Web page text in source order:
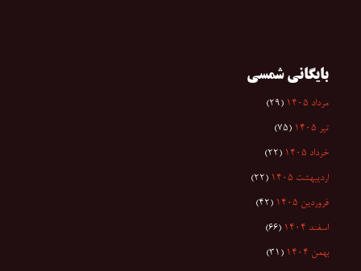
بایگانی شمسی
مرداد ۱۴۰۵ (۲۹)
تیر ۱۴۰۵ (۷۵)
خرداد ۱۴۰۵ (۲۲)
اردیبهشت ۱۴۰۵ (۲۲)
فروردین ۱۴۰۵ (۴۲)
اسفند ۱۴۰۴ (۶۶)
بهمن ۱۴۰۴ (۳۱)